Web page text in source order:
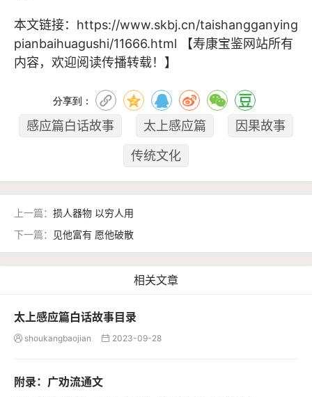
本文链接： https://www.skbj.cn/taishangganying
pianbaihuagushi/11666.html 【寿康宝鉴网站所有
内容，欢迎阅读传播转载！】
分享到：
感应篇白话故事 太上感应篇 因果故事
传统文化
上一篇： 损人器物 以穷人用
下一篇：
见他富有 愿他破散
相关文章
太上感应篇白话故事目录
 shoukangbaojian  2023-09-28
附录：广劝流通文